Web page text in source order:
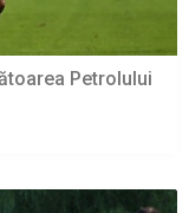
Petrolului